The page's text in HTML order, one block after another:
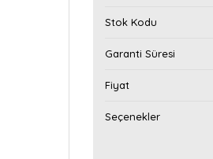
Stok Kodu
Garanti Süresi
Fiyat
Seçenekler